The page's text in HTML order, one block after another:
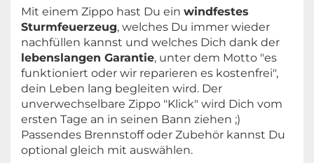
Mit einem Zippo hast Du ein windfestes
Sturmfeuerzeug, welches Du immer wieder
nachfüllen kannst und welches Dich dank der
lebenslangen Garantie, unter dem Motto "es
funktioniert oder wir reparieren es kostenfrei",
dein Leben lang begleiten wird. Der
unverwechselbare Zippo "Klick" wird Dich vom
ersten Tage an in seinen Bann ziehen ;)
Passendes Brennstoff oder Zubehör kannst Du
optional gleich mit auswählen.